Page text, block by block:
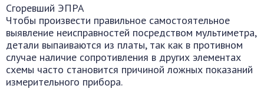
Сгоревший ЭПРА
Чтобы произвести правильное самостоятельное
выявление неисправностей посредством мультиметра,
детали выпаиваются из платы, так как в противном
случае наличие сопротивления в других элементах
схемы часто становится причиной ложных показаний
измерительного прибора.